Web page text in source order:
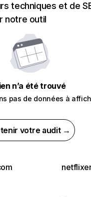
techniques et de
notre outil
n’a été trouvé
pas de données à
votre audit →